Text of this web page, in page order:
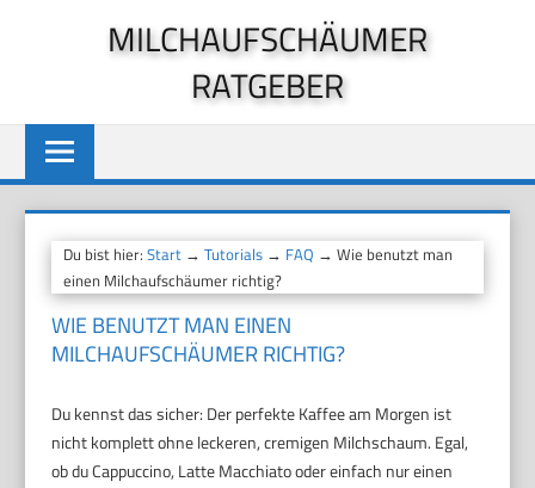
MILCHAUFSCHÄUMER
RATGEBER
Du bist hier:Start →Tutorials → FAQ → Wie benutzt man
einen Milchaufschäumer richtig?
WIE BENUTZT MAN EINEN
MILCHAUFSCHÄUMER RICHTIG?
Du kennst das sicher: Der perfekte Kaffee am Morgen ist
nicht komplett ohne leckeren, cremigen Milchschaum. Egal,
ob du Cappuccino, Latte Macchiato oder einfach nur einen